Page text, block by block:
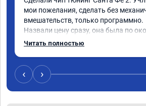
мои пожелания, сделать без
вмешательств, только программно.
Назвали цену сразу, она была по
работ без изменений. Александр
Спасибо большое и процветания
Читать полностью
‹ ›